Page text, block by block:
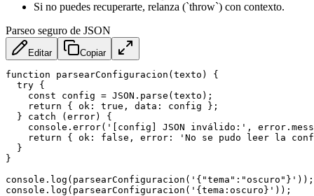
Si no puedes recuperarte, relanza (`throw`) con contexto.
Parseo seguro de JSON
Editar Copiar
function parsearConfiguracion ( texto )
{
try {
const config = JSON . parse ( texto ) ;
return
{ ok : true , data : config } ;
}
catch ( error)
{
    console
. error( '[config] JSON inválido:' , error .
return
{ ok : false , error :
'No se pudo leer la
}
}
console . log ( parsearConfiguracion ( '{"tema":"oscuro"}' ) ) ;
console . log ( parsearConfiguracion ( '{tema:oscuro}' ) ) ;